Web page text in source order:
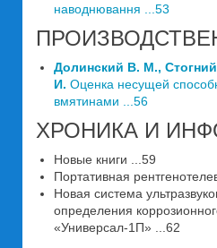
наводнювання ...53
Долинский В. М.,
И. Оценка несущей
вмятинами ...56
ХРОНИКА И
Новые книги ...59
Портативная
Новая система
определения
«Универсал-1П» ...62